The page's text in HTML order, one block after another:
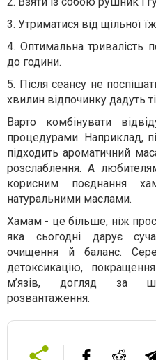
3. Утриматися від щільної
4. Оптимальна тривалість
до години.
5. Після сеансу не
хвилин відпочинку дадуть
Варто комбінувати
процедурами. Наприклад,
підходить ароматичний
розслаблення. А
корисним поєднання
натуральними маслами.
Хамам - це більше, ніж
яка сьогодні дарує
очищення й баланс.
детоксикацію,
м’язів, догляд за
розвантаження.